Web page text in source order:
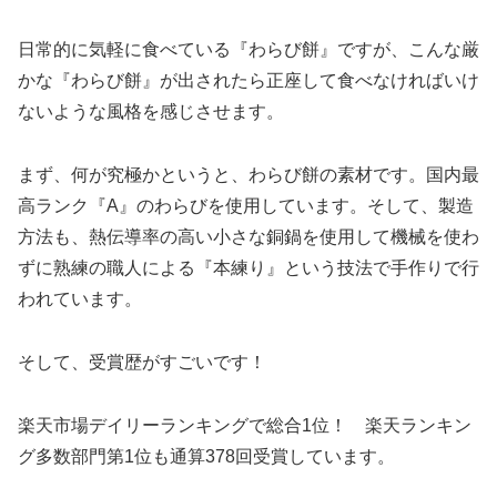
日常的に気軽に食べている『わらび餅』ですが、こんな厳
かな『わらび餅』が出されたら正座して食べなければいけ
ないような風格を感じさせます。
まず、何が究極かというと、わらび餅の素材です。国内最
高ランク『A』のわらびを使用しています。そして、製造
方法も、熱伝導率の高い小さな銅鍋を使用して機械を使わ
ずに熟練の職人による『本練り』という技法で手作りで行
われています。
そして、受賞歴がすごいです！
楽天市場デイリーランキングで総合1位！ 楽天ランキン
グ多数部門第1位も通算378回受賞しています。